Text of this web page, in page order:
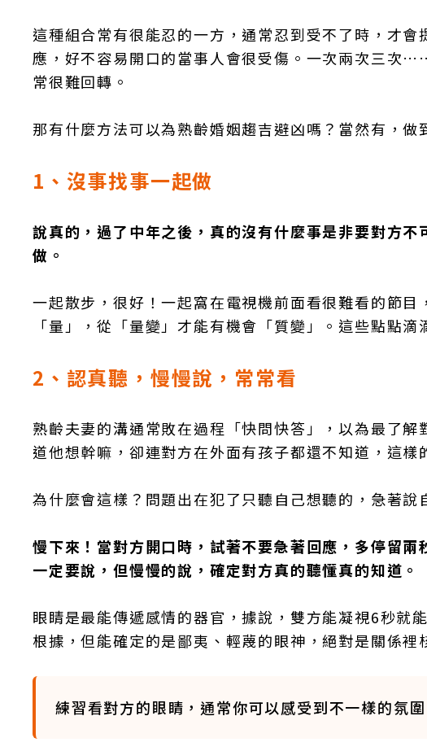
這種組合常有很能忍的一方，通常忍到受不了時，才
應，好不容易開口的當事人會很受傷。一次兩次三次
常很難回轉。
那有什麼方法可以為熟齡婚姻趨吉避凶嗎？當然有，做
1、沒事找事一起做
說真的，過了中年之後，真的沒有什麼事是非要對方
做。
一起散步，很好！一起窩在電視機前面看很難看的節
「量」，從「量變」才能有機會「質變」。這些點點
2、認真聽，慢慢說，常常看
熟齡夫妻的溝通常敗在過程「快問快答」，以為最了
道他想幹嘛，卻連對方在外面有孩子都還不知道，這樣
為什麼會這樣？問題出在犯了只聽自己想聽的，急著說
慢下來！當對方開口時，試著不要急著回應，多停留
一定要說，但慢慢的說，確定對方真的聽懂真的知道。
眼睛是最能傳遞感情的器官，據說，雙方能凝視6秒就
根據，但能確定的是鄙夷、輕蔑的眼神，絕對是關係
練習看對方的眼睛，通常你可以感受到不一樣的氛